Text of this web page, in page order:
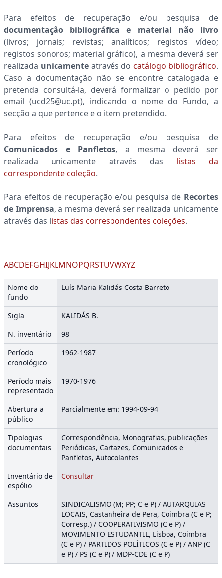
Para efeitos de recuperação e/ou pesquisa de
documentação bibliográfica e material não livro
(livros; jornais; revistas; analíticos; registos vídeo;
registos sonoros; material gráfico), a mesma deverá ser
realizada unicamenteatravés docatálogo bibliográfico.
Caso a documentação não se encontre catalogada e
pretenda consultá-la, deverá formalizar o pedido por
email (ucd25@uc.pt), indicando o nome do Fundo, a
secção a que pertence e o item pretendido.
Para efeitos de recuperação e/ou pesquisa de
Comunicados e Panfletos, a mesma deverá ser
realizada unicamente através das listas da
correspondente coleção.
Para efeitos de recuperação e/ou pesquisa de Recortes
de Imprensa, a mesma deverá ser realizada unicamente
através das listas das correspondentes coleções.
ABCDEFGHIJKLMNOPQRSTUVWXYZ
Nome do
fundo
Luís Maria Kalidás Costa Barreto
Sigla
KALIDÁS B.
N. inventário
98
Período
cronológico
1962-1987
Período mais
representado
1970-1976
Abertura a
público
Parcialmente em: 1994-09-94
Tipologias
documentais
Correspondência, Monografias, publicações
Periódicas, Cartazes, Comunicados e
Panfletos, Autocolantes
Inventário de
espólio
Consultar
Assuntos
SINDICALISMO (M; PP; C e P) / AUTARQUIAS
LOCAIS, Castanheira de Pera, Coimbra (C e P;
Corresp.) / COOPERATIVISMO (C e P) /
MOVIMENTO ESTUDANTIL, Lisboa, Coimbra
(C e P) / PARTIDOS POLÍTICOS (C e P) / ANP (C
e P) / PS (C e P) / MDP-CDE (C e P)